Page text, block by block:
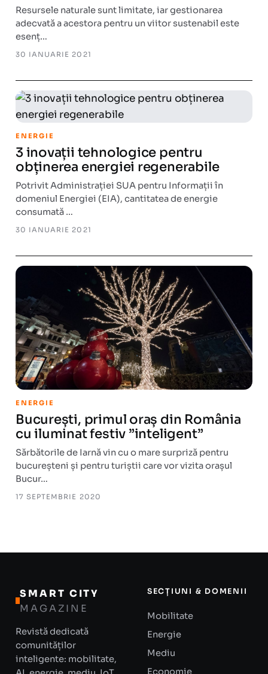
Resursele naturale sunt limitate, iar gestionarea
adecvată a acestora pentru un viitor sustenabil este
esenț…
30 IANUARIE 2021
ENERGIE
3 inovații tehnologice pentru
obținerea energiei regenerabile
Potrivit Administrației SUA pentru Informații în
domeniul Energiei (EIA), cantitatea de energie
consumată …
30 IANUARIE 2021
ENERGIE
București, primul oraș din România
cu iluminat festiv ”inteligent”
Sărbătorile de Iarnă vin cu o mare surpriză pentru
bucureșteni și pentru turiștii care vor vizita orașul
Bucur…
17 SEPTEMBRIE 2020
SMART CITY
MAGAZINE
Revistă dedicată
comunităților
inteligente: mobilitate,
SECȚIUNI & DOMENII
Mobilitate
Energie
Mediu
Economie